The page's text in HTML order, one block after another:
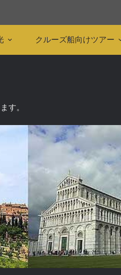
クルーズ船向けツアー
す。